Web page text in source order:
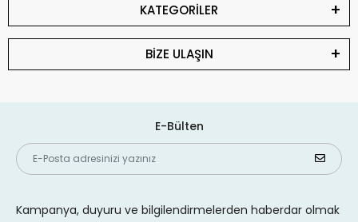
KATEGORİLER
BİZE ULAŞIN
E-Bülten
Kampanya, duyuru ve bilgilendirmelerden haberdar olmak